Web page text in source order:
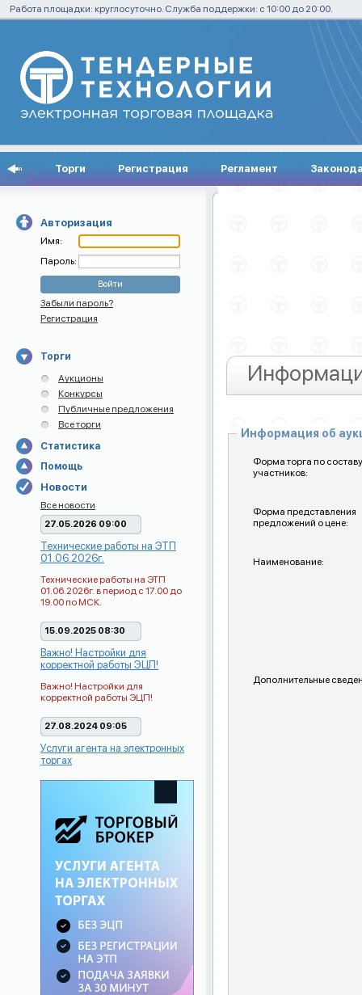
Работа площадки: круглосуточно. Служба поддержки: с 10:00 до 20:00.
Торги Регистрация Регламент
Авторизация
Имя:
Пароль:
Забыли пароль?
Регистрация
Торги
Аукционы
Конкурсы
Публичные предложения
Все торги
Статистика
Помощь
Новости
Все новости
27.05.2026 09:00
Технические работы на ЭТП
01.06.2026г.
Технические работы на ЭТП
01.06.2026г. в период с 17.00 до
19.00 по МСК.
15.09.2025 08:30
Важно! Настройки для
корректной работы ЭЦП!
Важно! Настройки для
корректной работы ЭЦП!
27.08.2024 09:05
Услуги агента на электронных
торгах
Информация об
Форма торга по составу
участников:
Форма представления
предложений о цене:
Наименование:
Дополнительные